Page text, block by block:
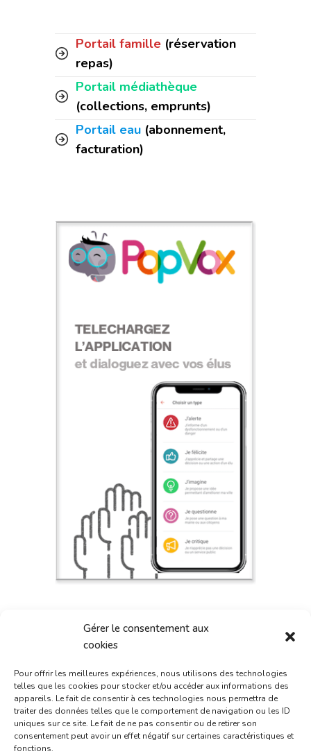
Gérer le consentement aux
cookies
Pour offrir les meilleures expériences, nous utilisons des technologies
telles que les cookies pour stocker et/ou accéder aux informations des
appareils. Le fait de consentir à ces technologies nous permettra de
traiter des données telles que le comportement de navigation ou les ID
uniques sur ce site. Le fait de ne pas consentir ou de retirer son
consentement peut avoir un effet négatif sur certaines caractéristiques et
fonctions.
Portail famille (réservation
repas)
Portail médiathèque
(collections, emprunts)
Portail eau (abonnement,
facturation)